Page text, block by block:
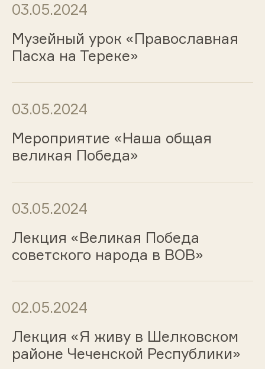
03.05.2024
Музейный урок «Православная
Пасха на Тереке»
03.05.2024
Мероприятие «Наша общая
великая Победа»
03.05.2024
Лекция «Великая Победа
советского народа в ВОВ»
02.05.2024
Лекция «Я живу в Шелковском
районе Чеченской Республики»